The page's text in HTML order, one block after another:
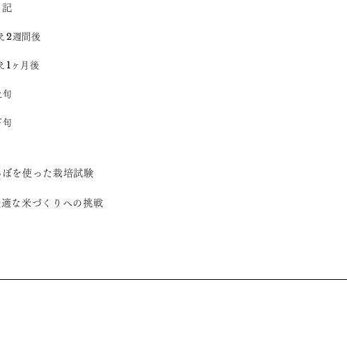
2週間後
1ヶ月後
を使った栽培試験
な米づくりへの挑戦